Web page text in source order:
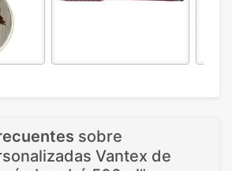
sobre
Vantex de